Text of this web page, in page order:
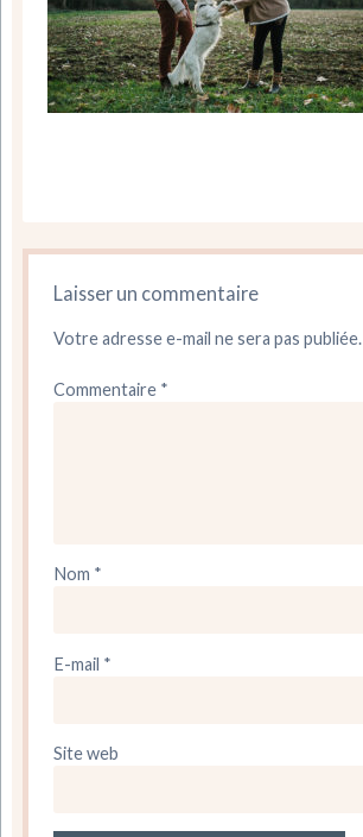
Laisser un commentaire
Votre adresse e-mail ne sera pas publiée.
Commentaire *
Nom *
E-mail *
Site web